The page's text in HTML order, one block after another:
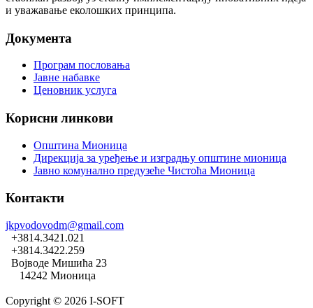
и уважавање еколошких принципа.
Документа
Програм пословања
Јавне набавке
Ценовник услуга
Корисни линкови
Општина Мионица
Дирекција за уређење и изградњу општине мионица
Јавно комунално предузеће Чистоћа Мионица
Контакти
jkpvodovodm@gmail.com
+3814.3421.021
+3814.3422.259
Војводе Мишића 23
14242 Мионица
Copyright © 2026 I-SOFT